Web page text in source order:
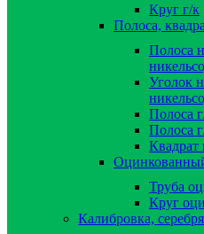
Круг г/к
Полоса,
Полоса
Уголок
Полоса
Полоса
Квадрат
Труба
Круг
Калибровка,